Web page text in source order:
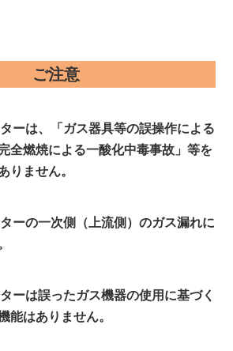
ご注意
ーは、「ガス器具等の誤操作による
全燃焼による一酸化中毒事故」等を
りません。
ーの一次側（上流側）のガス漏れに
ーは誤ったガス機器の使用に基づく
能はありません。